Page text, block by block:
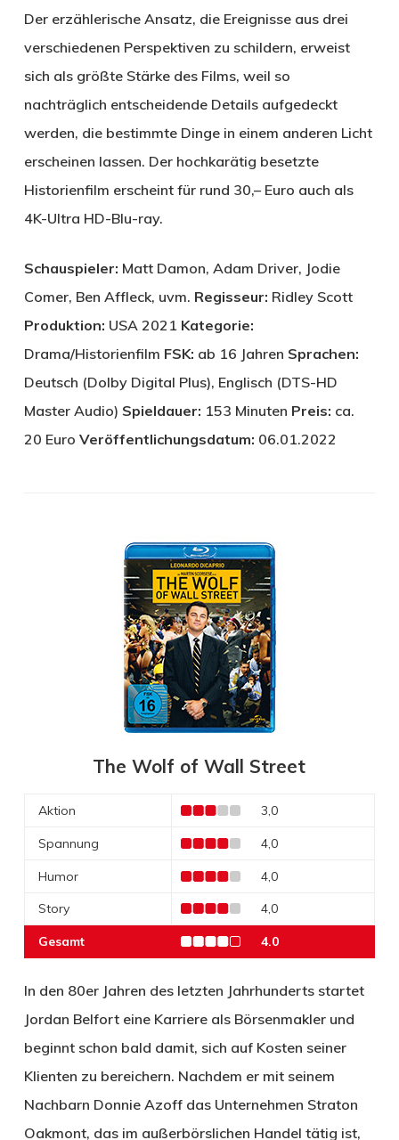
Der erzählerische Ansatz, die Ereignisse aus drei
verschiedenen Perspektiven zu schildern, erweist
sich als größte Stärke des Films, weil so
nachträglich entscheidende Details aufgedeckt
werden, die bestimmte Dinge in einem anderen Licht
erscheinen lassen. Der hochkarätig besetzte
Historienfilm erscheint für rund 30,– Euro auch als
4K-Ultra HD-Blu-ray.
Schauspieler: Matt Damon, Adam Driver, Jodie
Comer, Ben Affleck, uvm. Regisseur: Ridley Scott
Produktion: USA 2021 Kategorie:
Drama/Historienfilm FSK: ab 16 Jahren Sprachen:
Deutsch (Dolby Digital Plus), Englisch (DTS-HD
Master Audio) Spieldauer: 153 Minuten Preis: ca.
20 Euro Veröffentlichungsdatum: 06.01.2022
The Wolf of Wall Street
Aktion 3,0
Spannung 4,0
Humor
4,0
Story
4,0
Gesamt 4.0
In den 80er Jahren des letzten Jahrhunderts startet
Jordan Belfort eine Karriere als Börsenmakler und
beginnt schon bald damit, sich auf Kosten seiner
Klienten zu bereichern. Nachdem er mit seinem
Nachbarn Donnie Azoff das Unternehmen Straton
Oakmont, das im außerbörslichen Handel tätig ist,